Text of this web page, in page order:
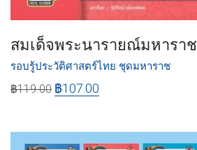
สมเด็จพระนารายณ์มหาราช
รอบรู้ประวัติศาสตร์ไทย ชุดมหาราช
฿119.00 ฿107.00